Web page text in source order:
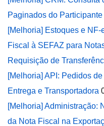
Paginados do Participante
[Melhoria] Estoques e
Fiscal à SEFAZ para
Requisição de
[Melhoria] API: Pedidos
Entrega e Transportadora
[Melhoria] Administração:
da Nota Fiscal na